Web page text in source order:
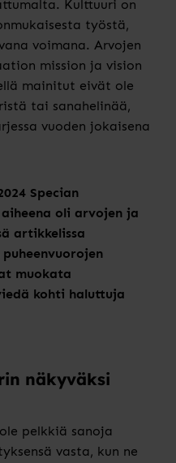
Kulttuuri on
työstä,
voimana. Arvojen
mission ja vision
mainitut eivät ole
tai sanahelinää,
vuoden jokaisena
Specian
oli arvojen ja
artikkelissa
muokata
kohti haluttuja
näkyväksi
pelkkiä sanoja
vasta, kun ne